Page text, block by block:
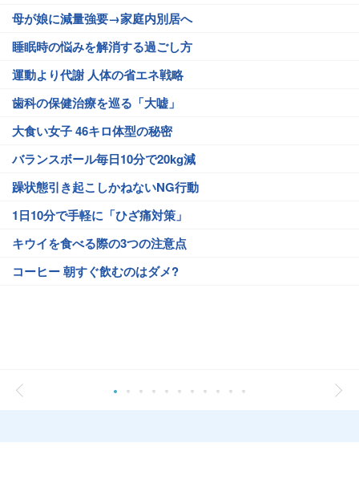
母が娘に減量強要→家庭内別居へ
睡眠時の悩みを解消する過ごし方
運動より代謝 人体の省エネ戦略
歯科の保健治療を巡る「大嘘」
大食い女子 46キロ体型の秘密
バランスボール毎日10分で20kg減
躁状態引き起こしかねないNG行動
1日10分で手軽に「ひざ痛対策」
キウイを食べる際の3つの注意点
コーヒー 朝すぐ飲むのはダメ?